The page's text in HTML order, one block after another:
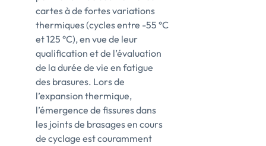
cartes à de fortes variations
thermiques (cycles entre -55 °C
et 125 °C), en vue de leur
qualification et de l’évaluation
de la durée de vie en fatigue
des brasures. Lors de
l’expansion thermique,
l’émergence de fissures dans
les joints de brasages en cours
de cyclage est couramment